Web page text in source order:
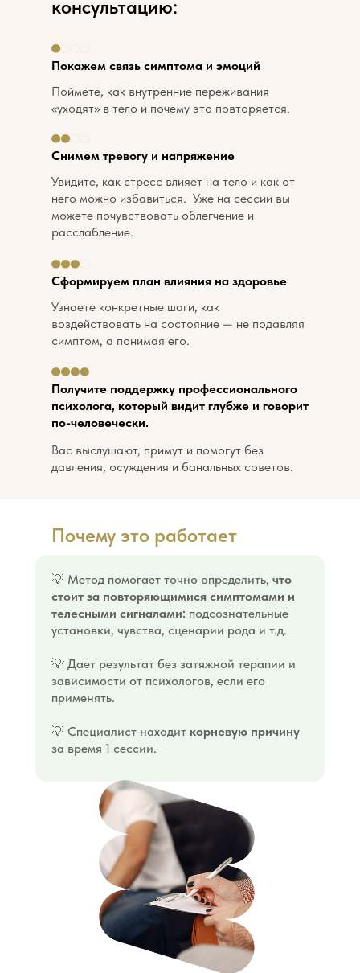
консультацию:
Сформируем план влияния на здоровье
Узнаете конкретные шаги, как
воздействовать на состояние — не подавляя
симптом, а понимая его.
Снимем тревогу и напряжение
Увидите, как стресс влияет на тело и как от
него можно избавиться. Уже на сессии вы
можете почувствовать облегчение и
расслабление.
Получите поддержку профессионального
психолога, который видит глубже и говорит
по-человечески.
Вас выслушают, примут и помогут без
давления, осуждения и банальных советов.
Покажем связь симптома и эмоций
Поймёте, как внутренние переживания
«уходят» в тело и почему это повторяется.
Почему это работает
💡 Метод помогает точно определить, что
стоит за повторяющимися симптомами и
телесными сигналами: подсознательные
установки, чувства, сценарии рода и т.д.
💡 Дает результат без затяжной терапии и
зависимости от психологов, если его
применять.
💡 Специалист находит корневую причину
за время 1 сессии.